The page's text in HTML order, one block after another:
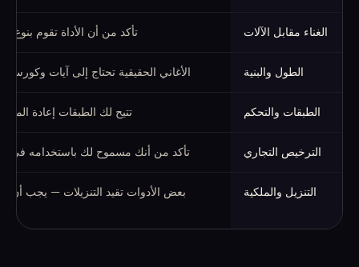
الغناء مقابل الآلات تأكد من أن الأداة تقوم بنوع
الطول والبنية الأغاني الحقيقية تحتاج إلى آيات
الطبقات والتحكم تتيح لك الطبقات إعادة
الترخيص التجاري تأكد من أنك مسموح لك باستخدامه في
التنزيل والملكية بعض الأدوات تقيد التنزيلات — يجب أن